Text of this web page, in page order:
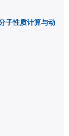
子性质计算与动